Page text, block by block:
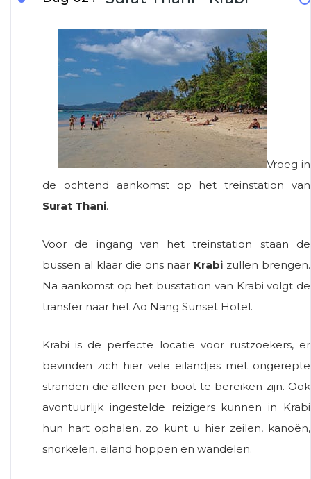
Vroeg in
de ochtend aankomst op het treinstation van
Surat Thani.
Voor de ingang van het treinstation staan de
bussen al klaar die ons naar Krabi zullen brengen.
Na aankomst op het busstation van Krabi volgt de
transfer naar het Ao Nang Sunset Hotel.
Krabi is de perfecte locatie voor rustzoekers, er
bevinden zich hier vele eilandjes met ongerepte
stranden die alleen per boot te bereiken zijn. Ook
avontuurlijk ingestelde reizigers kunnen in Krabi
hun hart ophalen, zo kunt u hier zeilen, kanoën,
snorkelen, eiland hoppen en wandelen.